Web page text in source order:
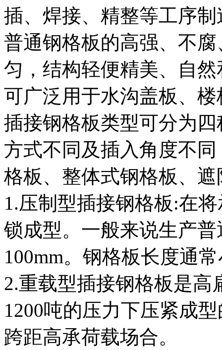
插、焊接、精整等工序
普通钢格板的高强、不
匀，结构轻便精美、自
可广泛用于水沟盖板、
插接钢格板类型可分为
方式不同及插入角度不
格板、整体式钢格板、
1.压制型插接钢格板:在
锁成型。一般来说生产
100mm。钢格板长度通
2.重载型插接钢格板是
1200吨的压力下压紧成
跨距高承荷载场合。